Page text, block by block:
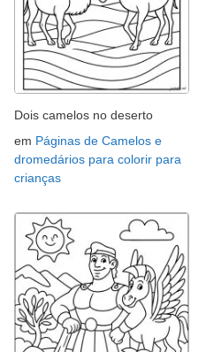
Dois camelos no deserto
em Páginas de Camelos e
dromedários para colorir para
crianças